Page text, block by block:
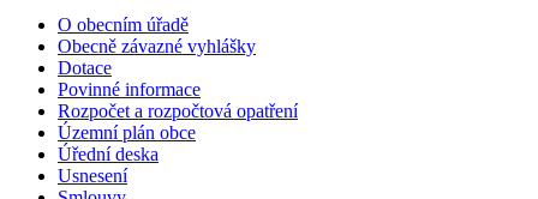
O obecním úřadě
Obecně závazné vyhlášky
Dotace
Povinné informace
Rozpočet a rozpočtová opatření
Územní plán obce
Úřední deska
Usnesení